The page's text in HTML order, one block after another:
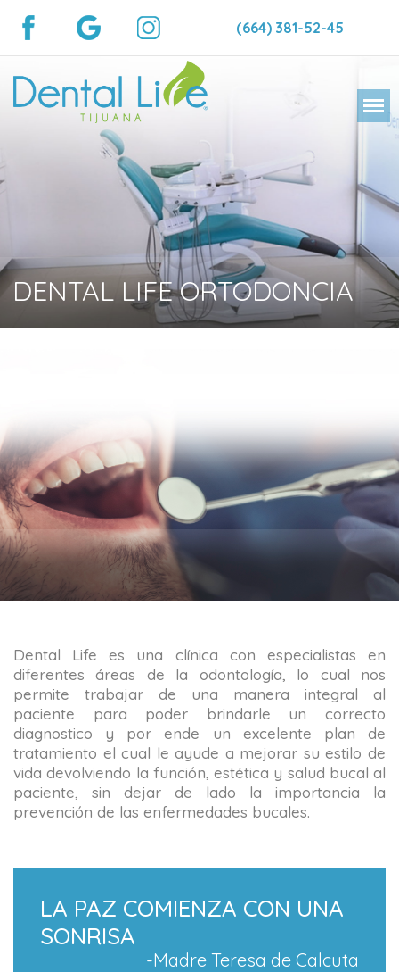
(664) 381-52-45
DENTAL LIFE ORTODONCIA
Dental Life es una clínica con especialistas en
diferentes áreas de la odontología, lo cual nos
permite trabajar de una manera integral al
paciente para poder brindarle un correcto
diagnostico y por ende un excelente plan de
tratamiento el cual le ayude a mejorar su estilo de
vida devolviendo la función, estética y salud bucal al
paciente, sin dejar de lado la importancia la
prevención de las enfermedades bucales.
LA PAZ COMIENZA CON UNA
SONRISA
-Madre Teresa de Calcuta